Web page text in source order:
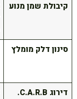
קיבולת שמן מנוע
סינון דלק מומלץ
דירוג C.A.R.B.